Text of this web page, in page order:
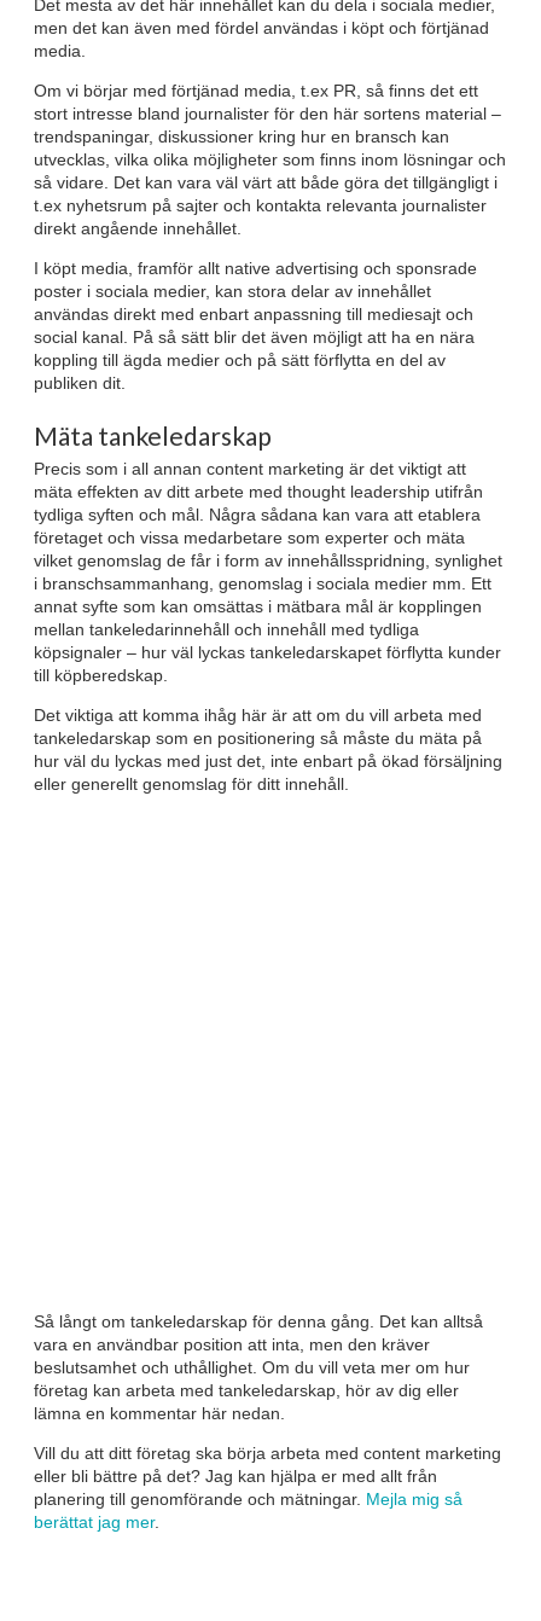
Det mesta av det här innehållet kan du dela i sociala medier,
men det kan även med fördel användas i köpt och förtjänad
media.
Om vi börjar med förtjänad media, t.ex PR, så finns det ett
stort intresse bland journalister för den här sortens material –
trendspaningar, diskussioner kring hur en bransch kan
utvecklas, vilka olika möjligheter som finns inom lösningar och
så vidare. Det kan vara väl värt att både göra det tillgängligt i
t.ex nyhetsrum på sajter och kontakta relevanta journalister
direkt angående innehållet.
I köpt media, framför allt native advertising och sponsrade
poster i sociala medier, kan stora delar av innehållet
användas direkt med enbart anpassning till mediesajt och
social kanal. På så sätt blir det även möjligt att ha en nära
koppling till ägda medier och på sätt förflytta en del av
publiken dit.
Mäta tankeledarskap
Precis som i all annan content marketing är det viktigt att
mäta effekten av ditt arbete med thought leadership utifrån
tydliga syften och mål. Några sådana kan vara att etablera
företaget och vissa medarbetare som experter och mäta
vilket genomslag de får i form av innehållsspridning, synlighet
i branschsammanhang, genomslag i sociala medier mm. Ett
annat syfte som kan omsättas i mätbara mål är kopplingen
mellan tankeledarinnehåll och innehåll med tydliga
köpsignaler – hur väl lyckas tankeledarskapet förflytta kunder
till köpberedskap.
Det viktiga att komma ihåg här är att om du vill arbeta med
tankeledarskap som en positionering så måste du mäta på
hur väl du lyckas med just det, inte enbart på ökad försäljning
eller generellt genomslag för ditt innehåll.
Så långt om tankeledarskap för denna gång. Det kan alltså
vara en användbar position att inta, men den kräver
beslutsamhet och uthållighet. Om du vill veta mer om hur
företag kan arbeta med tankeledarskap, hör av dig eller
lämna en kommentar här nedan.
Vill du att ditt företag ska börja arbeta med content marketing
eller bli bättre på det? Jag kan hjälpa er med allt från
planering till genomförande och mätningar. Mejla mig så
berättat jag mer.